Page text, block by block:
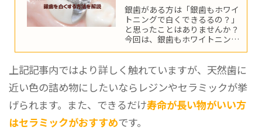
銀歯がある方は「銀歯もホワイ
トニングで白くできるるの？」
と思ったことはありませんか？
今回は、銀歯もホワイトニング
で白くすることは可能なのか、
について徹底解説していきま
上記記事内ではより詳しく触れていますが、天然歯に
近い色の詰め物にしたいならレジンやセラミックが挙
げられます。また、できるだけ寿命が長い物がいい方
はセラミックがおすすめです。